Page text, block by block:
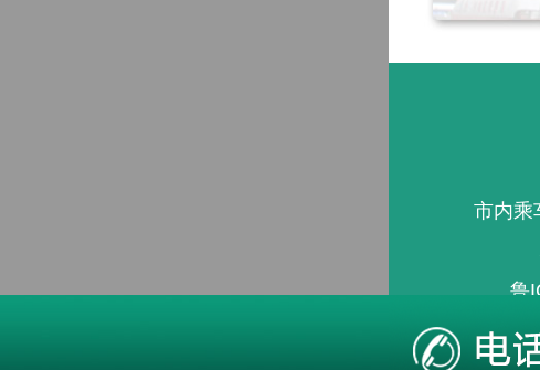
市内乘
鲁
本站疾病信息